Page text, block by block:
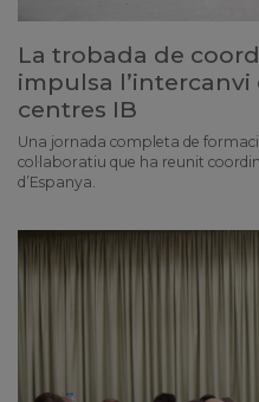
La trobada de
impulsa
centres IB
Una jornada completa de
col·laboratiu que ha reunit
d’Espanya.